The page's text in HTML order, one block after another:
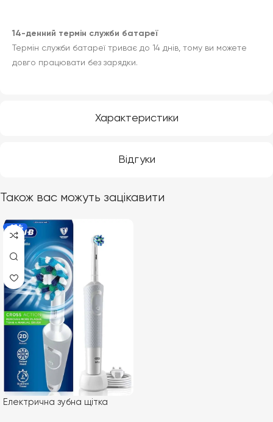
Характеристики
Відгуки
14-денний термін служби батареї
Термін служби батареї триває до 14 днів, тому ви можете
довго працювати без зарядки.
Також вас можуть зацікавити
-23%
Електрична зубна щітка